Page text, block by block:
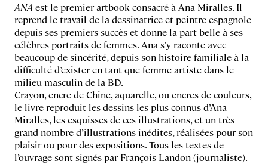
ANA est le premier artbook consacré à Ana Miralles. Il
reprend le travail de la dessinatrice et peintre espagnole
depuis ses premiers succès et donne la part belle à ses
célèbres portraits de femmes. Ana s’y raconte avec
beaucoup de sincérité, depuis son histoire familiale à la
difficulté d’exister en tant que femme artiste dans le
milieu masculin de la BD.
Crayon, encre de Chine, aquarelle, ou encres de couleurs,
le livre reproduit les dessins les plus connus d’Ana
Miralles, les esquisses de ces illustrations, et un très
grand nombre d’illustrations inédites, réalisées pour son
plaisir ou pour des expositions. Tous les textes de
l’ouvrage sont signés par François Landon (journaliste).